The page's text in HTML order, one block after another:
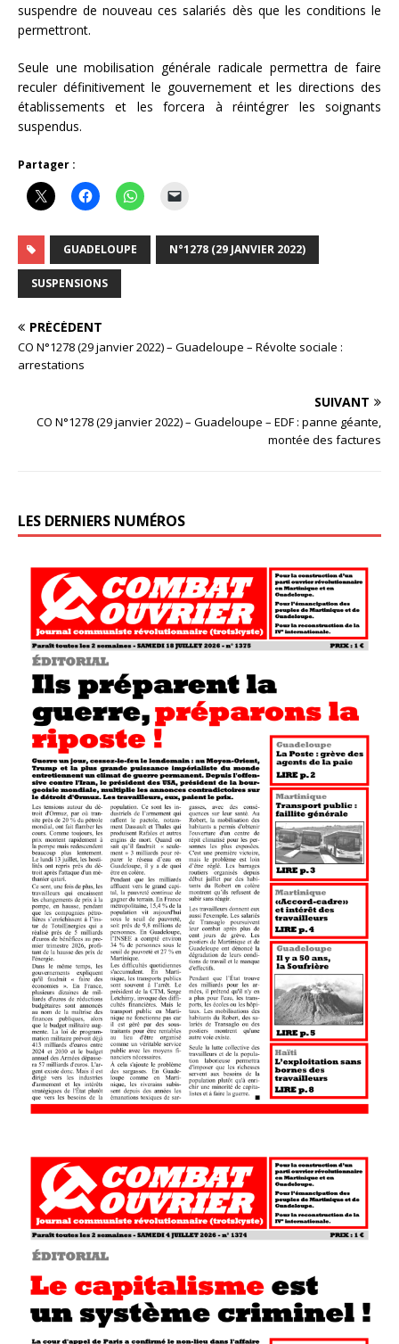
suspendre de nouveau ces salariés dès que les conditions le
permettront.
Seule une mobilisation générale radicale permettra de faire
reculer définitivement le gouvernement et les directions des
établissements et les forcera à réintégrer les soignants
suspendus.
Partager :
GUADELOUPE N°1278 (29 JANVIER 2022)
SUSPENSIONS
PRÉCÉDENT
CO N°1278 (29 janvier 2022) – Guadeloupe – Révolte sociale :
arrestations
SUIVANT
CO N°1278 (29 janvier 2022) – Guadeloupe – EDF : panne géante,
montée des factures
LES DERNIERS NUMÉROS